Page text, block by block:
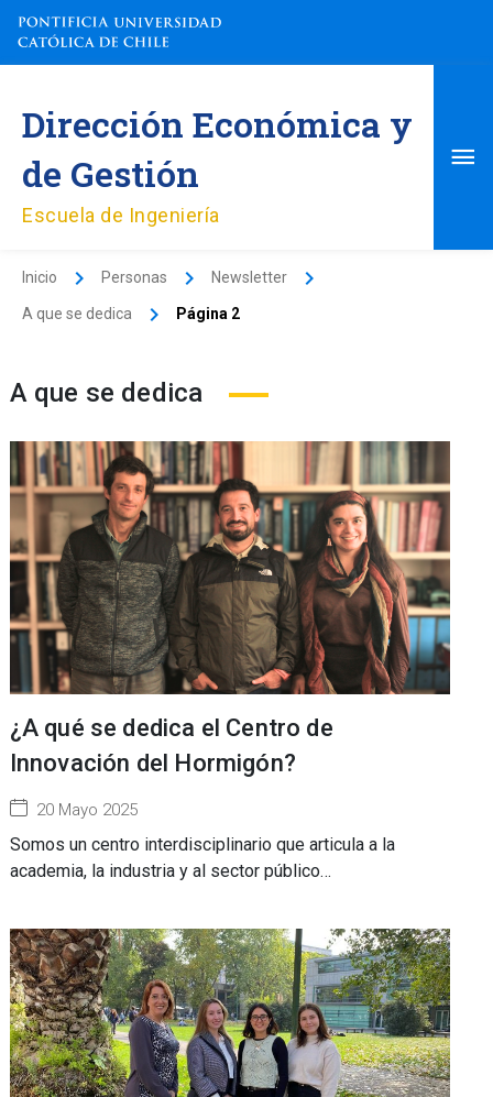
contenido
Dirección Económica y
de Gestión
Escuela de Ingeniería
Inicio Personas Newsletter
A que se dedica Página 2
A que se dedica
¿A qué se dedica el Centro de
Innovación del Hormigón?
20 Mayo 2025
Somos un centro interdisciplinario que articula a la
academia, la industria y al sector público…